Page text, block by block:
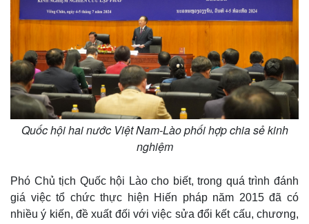
Quốc hội hai nước Việt Nam-Lào phối hợp chia sẻ kinh
nghiệm
Phó Chủ tịch Quốc hội Lào cho biết, trong quá trình đánh
giá việc tổ chức thực hiện Hiến pháp năm 2015 đã có
nhiều ý kiến, đề xuất đối với việc sửa đổi kết cấu, chương,